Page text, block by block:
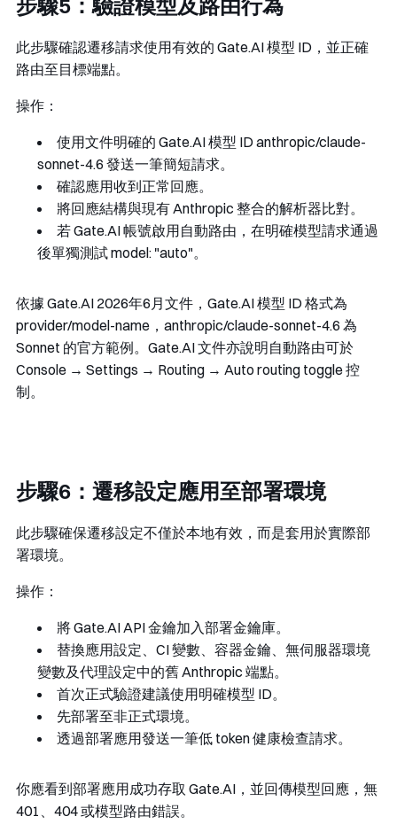
步驟5：驗證模型及路由行為
此步驟確認遷移請求使用有效的 Gate.AI 模型 ID，並正確
路由至目標端點。
操作：
使用文件明確的 Gate.AI 模型 IDanthropic/claude-
sonnet-4.6 發送一筆簡短請求。
確認應用收到正常回應。
將回應結構與現有 Anthropic 整合的解析器比對。
若 Gate.AI 帳號啟用自動路由，在明確模型請求通過
後單獨測試model: "auto"。
依據 Gate.AI 2026年6月文件，Gate.AI 模型 ID 格式為
provider/model-name ， anthropic/claude-sonnet-4.6 為
Sonnet 的官方範例。Gate.AI 文件亦說明自動路由可於
Console → Settings → Routing → Auto routing toggle控
制。
步驟6：遷移設定應用至部署環境
此步驟確保遷移設定不僅於本地有效，而是套用於實際部
署環境。
操作：
將 Gate.AI API 金鑰加入部署金鑰庫。
替換應用設定、CI 變數、容器金鑰、無伺服器環境
變數及代理設定中的舊 Anthropic 端點。
首次正式驗證建議使用明確模型 ID。
先部署至非正式環境。
透過部署應用發送一筆低 token 健康檢查請求。
你應看到部署應用成功存取 Gate.AI，並回傳模型回應，無
401 、 404或模型路由錯誤。